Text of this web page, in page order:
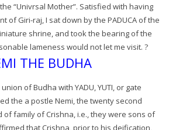
“Univrsal Mother”. Satisfied with having
of Giri-raj, I sat down by the PADUCA of the
shrine, and took the bearing of the
lameness would not let me visit. ?
THE BUDHA
of Budha with YADU, YUTI, or gate
the a postle Nemi, the twenty second
of family of Crishna, i.e., they were sons of
that Crishna, prior to his deification,